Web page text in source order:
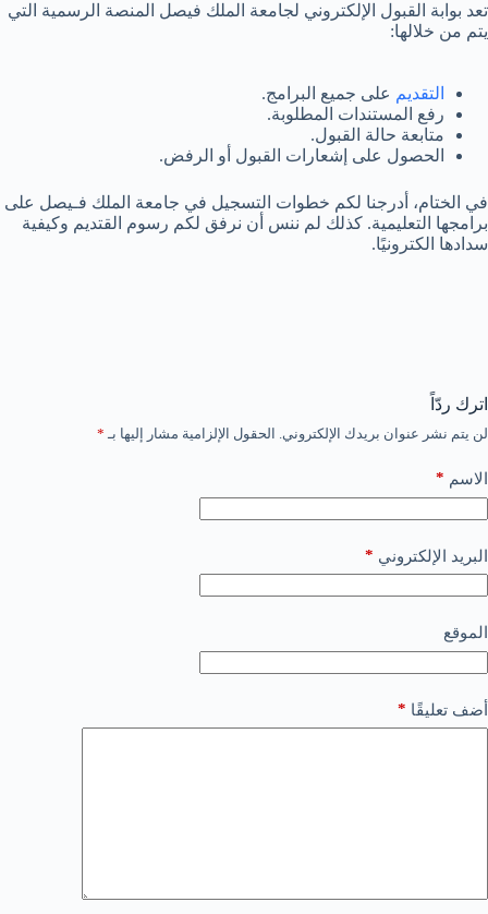
تعد بوابة القبول الإلكتروني لجامعة الملك فيصل المنصة الرسمية التي
يتم من خلالها:
التقديم على جميع البرامج.
رفع المستندات المطلوبة.
متابعة حالة القبول.
الحصول على إشعارات القبول أو الرفض.
في الختام، أدرجنا لكم خطوات التسجيل في جامعة الملك فـيصل على
برامجها التعليمية. كذلك لم ننس أن نرفق لكم رسوم القتديم وكيفية
سدادها الكترونيًا.
اترك ردّاً
لن يتم نشر عنوان بريدك الإلكتروني. الحقول الإلزامية مشار إليها بـ *
الاسم *
البريد الإلكتروني *
الموقع
أضف تعليقًا *